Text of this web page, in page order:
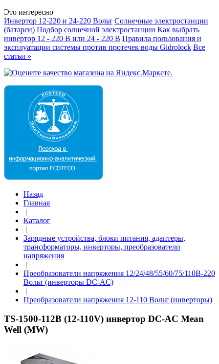
Это интересно
Инвертор 12-220 и 24-220 Вольт Солнечные электростанции
(батареи) Подбор солнечной электростанции Как выбрать
инвертор 12 - 220 В или 24 - 220 В Правила пользования и
эксплуатации системы против протечек воды Gidrolock Все
статьи »
Назад
Главная
|
Каталог
|
Зарядные устройства, блоки питания, адаптеры,
трансформаторы, инверторы, преобразователи
напряжения
|
Преобразователи напряжения 12/24/48/55/60/75/110В-220
Вольт (инверторы DC-AC)
|
Преобразователи напряжения 12-110 Вольт (инверторы)
TS-1500-112B (12-110V) инвертор DC-AC Mean
Well (MW)